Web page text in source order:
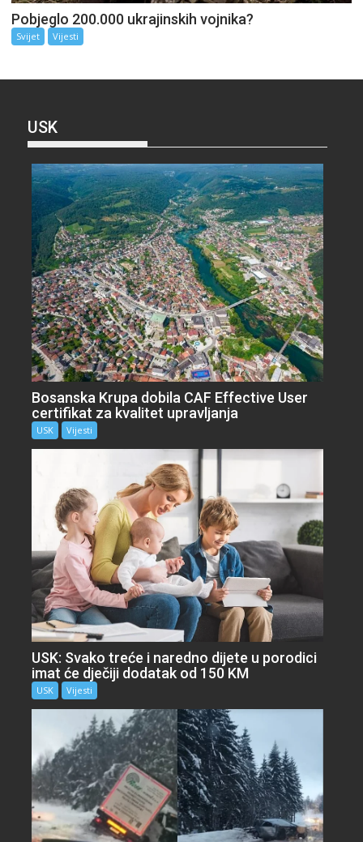
Pobjeglo 200.000 ukrajinskih vojnika?
Svijet Vijesti
USK
Bosanska Krupa dobila CAF Effective User
certifikat za kvalitet upravljanja
USK Vijesti
USK: Svako treće i naredno dijete u porodici
imat će dječiji dodatak od 150 KM
USK Vijesti